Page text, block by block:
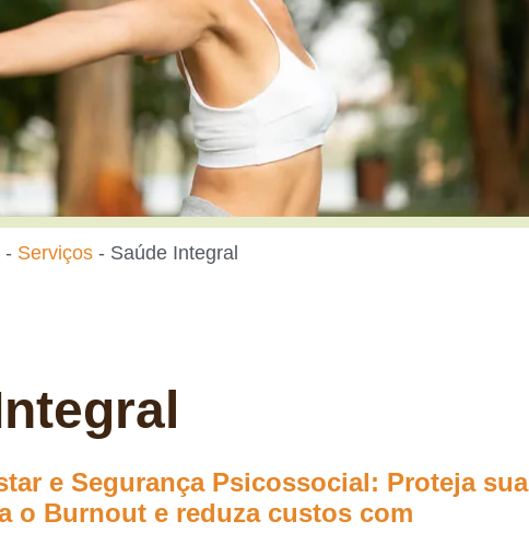
- Serviços - Saúde Integral
e Segurança Psicossocial: Proteja sua
o Burnout e reduza custos com